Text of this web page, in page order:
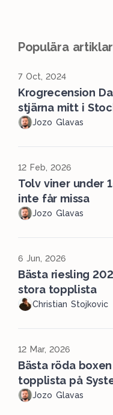
Populära artiklar
7 Oct, 2024
Krogrecension
stjärna mitt i
Jozo Glavas
12 Feb, 2026
Tolv viner under
inte får missa
Jozo Glavas
6 Jun, 2026
Bästa riesling
stora topplista
Christian Stojkovic
12 Mar, 2026
Bästa röda
topplista på
Jozo Glavas